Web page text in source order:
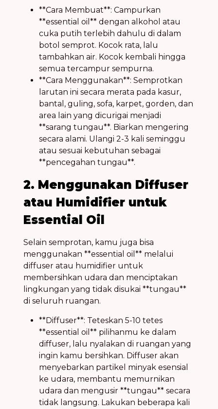
**Cara Membuat**: Campurkan
**essential oil** dengan alkohol atau
cuka putih terlebih dahulu di dalam
botol semprot. Kocok rata, lalu
tambahkan air. Kocok kembali hingga
semua tercampur sempurna.
**Cara Menggunakan**: Semprotkan
larutan ini secara merata pada kasur,
bantal, guling, sofa, karpet, gorden, dan
area lain yang dicurigai menjadi
**sarang tungau**. Biarkan mengering
secara alami. Ulangi 2-3 kali seminggu
atau sesuai kebutuhan sebagai
**pencegahan tungau**.
2. Menggunakan Diffuser
atau Humidifier untuk
Essential Oil
Selain semprotan, kamu juga bisa
menggunakan **essential oil** melalui
diffuser atau humidifier untuk
membersihkan udara dan menciptakan
lingkungan yang tidak disukai **tungau**
di seluruh ruangan.
**Diffuser**: Teteskan 5-10 tetes
**essential oil** pilihanmu ke dalam
diffuser, lalu nyalakan di ruangan yang
ingin kamu bersihkan. Diffuser akan
menyebarkan partikel minyak esensial
ke udara, membantu memurnikan
udara dan mengusir **tungau** secara
tidak langsung. Lakukan beberapa kali